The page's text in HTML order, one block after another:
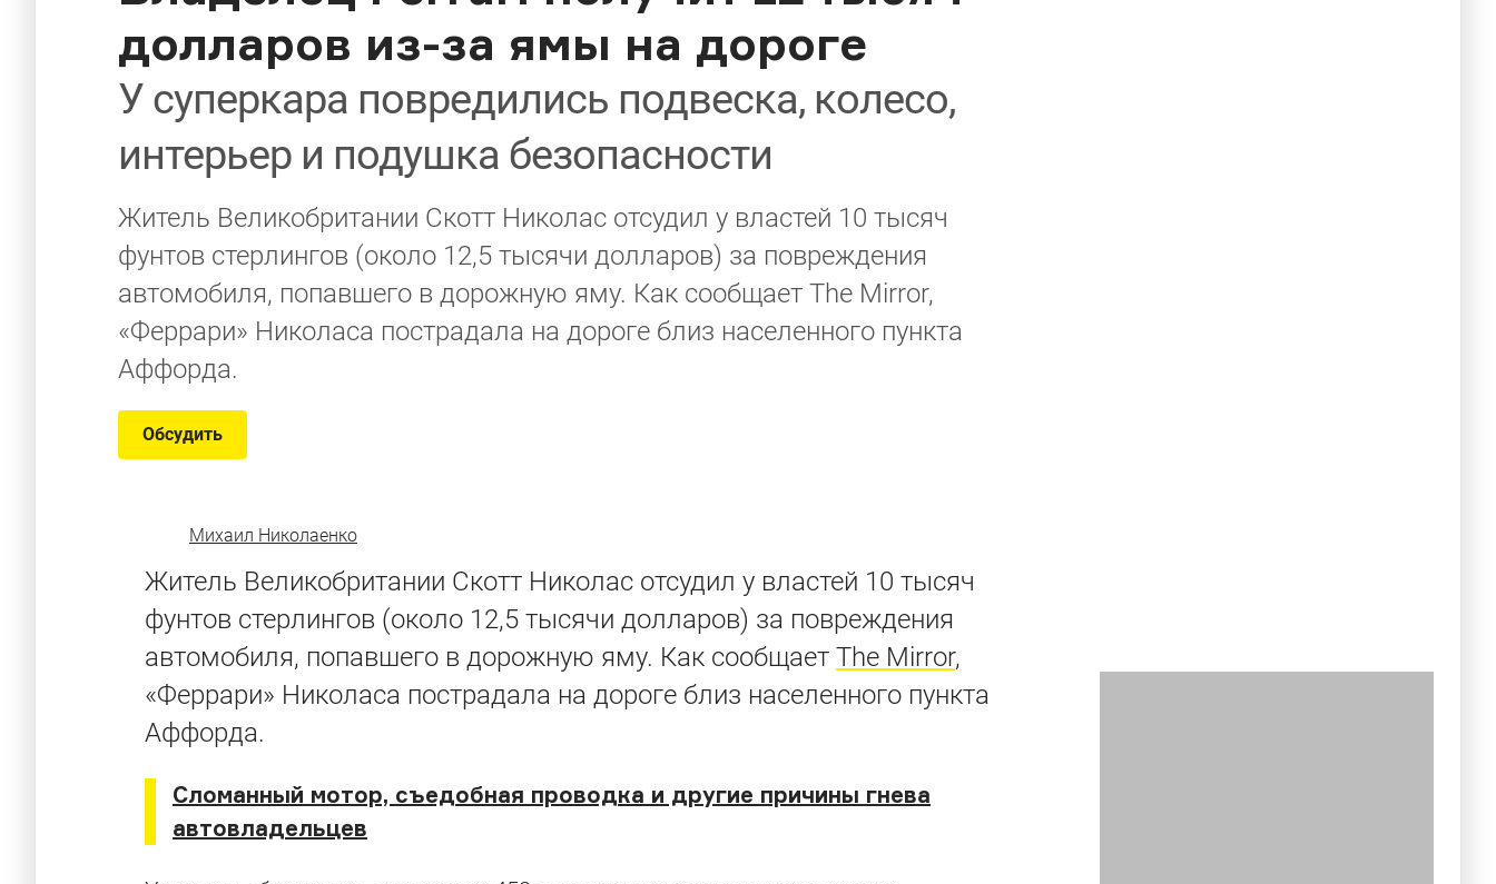
долларов из-за ямы на дороге
У суперкара повредились подвеска, колесо,
интерьер и подушка безопасности
Житель Великобритании Скотт Николас отсудил у властей 10 тысяч
фунтов стерлингов (около 12,5 тысячи долларов) за повреждения
автомобиля, попавшего в дорожную яму. Как сообщает The Mirror,
«Феррари» Николаса пострадала на дороге близ населенного пункта
Аффорда.
Обсудить
Михаил Николаенко
Житель Великобритании Скотт Николас отсудил у властей 10 тысяч
фунтов стерлингов (около 12,5 тысячи долларов) за повреждения
автомобиля, попавшего в дорожную яму. Как сообщает The Mirror,
«Феррари» Николаса пострадала на дороге близ населенного пункта
Аффорда.
Сломанный мотор, съедобная проводка и другие причины гнева
автовладельцев